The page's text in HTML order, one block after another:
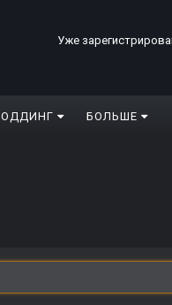
Уже
БОЛЬШЕ